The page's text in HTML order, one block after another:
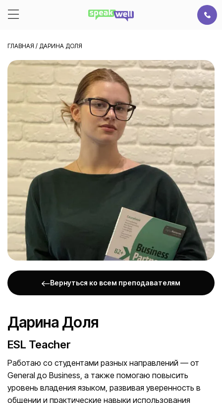
ГЛАВНАЯ / ДАРИНА ДОЛЯ
Вернуться ко всем преподавателям
Дарина Доля
ESL Teacher
Работаю со студентами разных направлений — от
General до Business, а также помогаю повысить
уровень владения языком, развивая уверенность в
общении и практические навыки использования